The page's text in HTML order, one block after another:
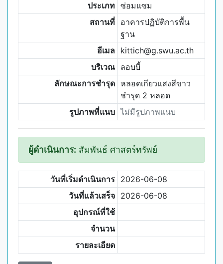
ประเภท ซ่อมแซม
สถานที่ อาคารปฏิบัติการพื้น
ฐาน
อีเมล kittich@g.swu.ac.th
บริเวณ ลอบบี้
ลักษณะการชำรุด หลอดเกียวแสงสีขาว
ชำรุด 2 หลอด
รูปภาพที่แนบ ไม่มีรูปภาพแนบ
ผู้ดำเนินการ: สัมพันธ์ ศาสตร์ทรัพย์
วันที่เริ่มดำเนินการ 2026-06-08
วันที่แล้วเสร็จ 2026-06-08
อุปกรณ์ที่ใช้
จำนวน
รายละเอียด